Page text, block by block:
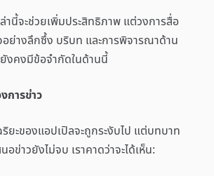
านี้จะช่วยเพิ่มประสิทธิภาพ แต่วงการสื่อ
อย่างลึกซึ้ง บริบท และการพิจารณาด้าน
คงมีข้อจำกัดในด้านนี้
การข่าว
ยะของแอปเปิลจะถูกระงับไป แต่บทบาท
อข่าวยังไม่จบ เราคาดว่าจะได้เห็น: